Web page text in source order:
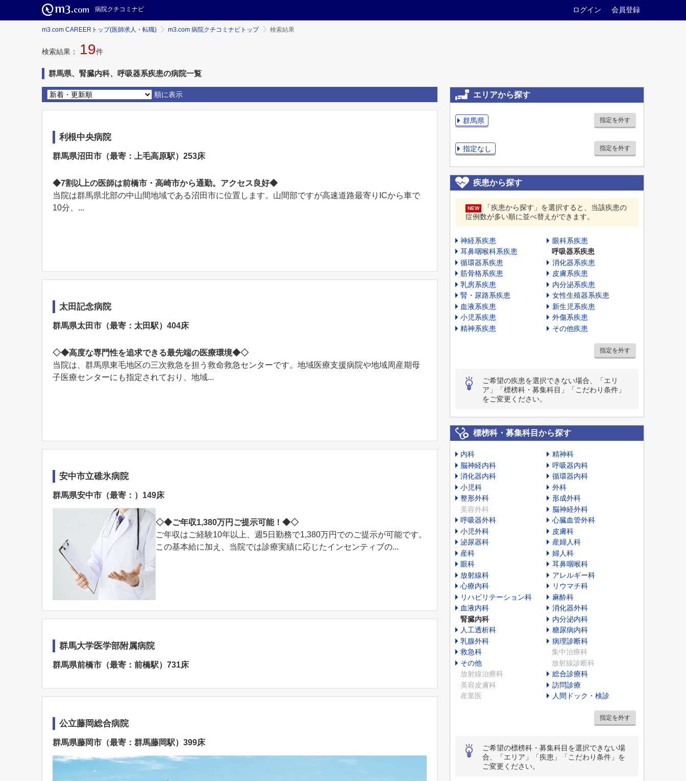
病院クチコミナビ ログイン 会員登録
m3.com CAREERトップ(医師求人・転職) m3.com 病院クチコミナビトップ 検索結果
検索結果： 19件
群馬県、腎臓内科、呼吸器系疾患の病院一覧
順に表示
利根中央病院
群馬県沼田市（最寄：上毛高原駅）253床
◆7割以上の医師は前橋市・高崎市から通勤。アクセス良好◆
当院は群馬県北部の中山間地域である沼田市に位置します。山間部ですが高速道路最寄りICから車で
10分、...
太田記念病院
群馬県太田市（最寄：太田駅）404床
◇◆高度な専門性を追求できる最先端の医療環境◆◇
当院は、群馬県東毛地区の三次救急を担う救命救急センターです。地域医療支援病院や地域周産期母
子医療センターにも指定されており、地域...
安中市立碓氷病院
群馬県安中市（最寄：）149床
◇◆ご年収1,380万円ご提示可能！◆◇
ご年収はご経験10年以上、週5日勤務で1,380万円でのご提示が可能です。
この基本給に加え、当院では診療実績に応じたインセンティブの...
群馬大学医学部附属病院
群馬県前橋市（最寄：前橋駅）731床
公立藤岡総合病院
群馬県藤岡市（最寄：群馬藤岡駅）399床
エリアから探す
群馬県 指定を外す
指定なし 指定を外す
疾患から探す
NEW
「疾患から探す」を選択すると、当該疾患の
症例数が多い順に並べ替えができます。
神経系疾患
眼科系疾患
耳鼻咽喉科系疾患
呼吸器系疾患
循環器系疾患
消化器系疾患
筋骨格系疾患
皮膚系疾患
乳房系疾患
内分泌系疾患
腎・尿路系疾患
女性生殖器系疾患
血液系疾患
新生児系疾患
小児系疾患
外傷系疾患
精神系疾患
その他疾患
指定を外す
ご希望の疾患を選択できない場合、「エリ
ア」「標榜科・募集科目」「こだわり条件」
をご変更ください。
標榜科・募集科目から探す
内科
精神科
脳神経内科
呼吸器内科
消化器内科
循環器内科
小児科
外科
整形外科
形成外科
美容外科
脳神経外科
呼吸器外科
心臓血管外科
小児外科
皮膚科
泌尿器科
産婦人科
産科
婦人科
眼科
耳鼻咽喉科
放射線科
アレルギー科
心療内科
リウマチ科
リハビリテーション科
麻酔科
血液内科
消化器外科
腎臓内科
内分泌内科
人工透析科
糖尿病内科
乳腺外科
病理診断科
救急科
集中治療科
その他
放射線診断科
放射線治療科
総合診療科
美容皮膚科
訪問診療
産業医
人間ドック・検診
指定を外す
ご希望の標榜科・募集科目を選択できない場
合、「エリア」「疾患」「こだわり条件」を
ご変更ください。